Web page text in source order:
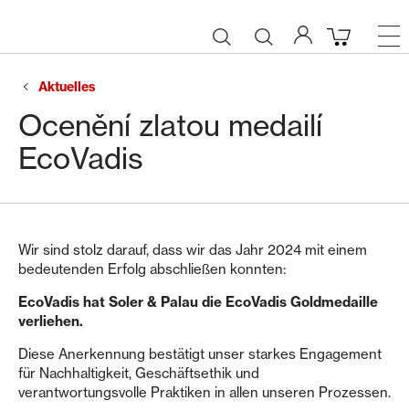
Aktuelles
Ocenění zlatou medailí
EcoVadis
Wir sind stolz darauf, dass wir das Jahr 2024 mit einem
bedeutenden Erfolg abschließen konnten:
EcoVadis hat Soler & Palau die EcoVadis Goldmedaille
verliehen.
Diese Anerkennung bestätigt unser starkes Engagement
für Nachhaltigkeit, Geschäftsethik und
verantwortungsvolle Praktiken in allen unseren Prozessen.